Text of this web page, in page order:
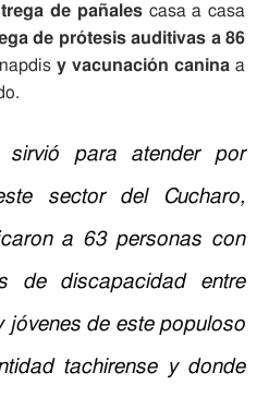
de pañalescasa a casa
de prótesis auditivas a 86
y vacunación canina a
sirvió para atender por
sector del Cucharo,
a 63 personas con
de discapacidad entre
jóvenes de este populoso
tachirense y donde